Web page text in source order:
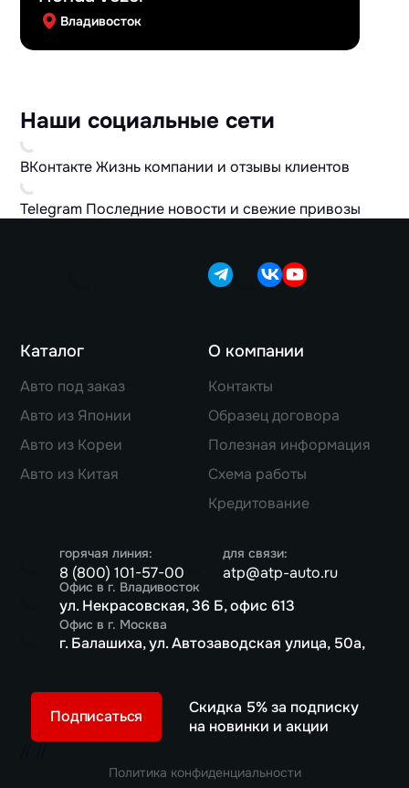
Владивосток
Наши социальные сети
ВКонтактеЖизнь компании и отзывы клиентов
Telegram Последние новости и свежие привозы
Каталог
Авто под заказ
Авто из Японии
Авто из Кореи
Авто из Китая
О компании
Контакты
Образец договора
Полезная информация
Схема работы
Кредитование
горячая линия:
8 (800) 101-57-00
для связи:
atp@atp-auto.ru
Офис в г. Владивосток
ул. Некрасовская, 36 Б, офис 613
Офис в г. Москва
г. Балашиха, ул. Автозаводская улица, 50а,
Скидка 5% за подписку
на новинки и акции
Подписаться
Политика конфиденциальности